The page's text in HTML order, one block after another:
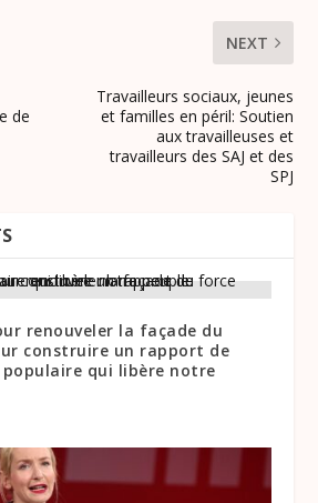
de
NEXT
Travailleurs sociaux, jeunes
et familles en péril: Soutien
aux travailleuses et
travailleurs des SAJ et des
SPJ
renouveler la façade du
construire un rapport de
qui libère notre